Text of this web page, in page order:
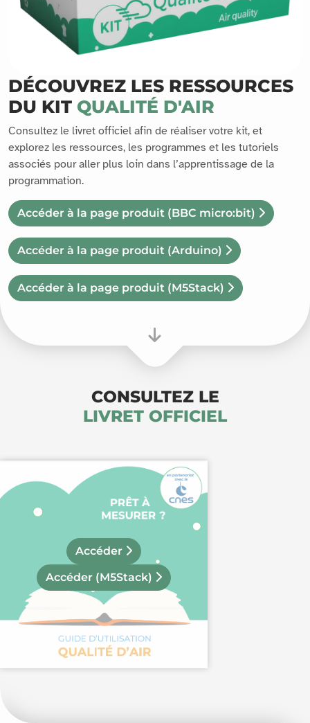
DÉCOUVREZ LES RESSOURCES
DU KIT QUALITÉ D'AIR
Consultez le livret officiel afin de réaliser votre kit, et
explorez les ressources, les programmes et les tutoriels
associés pour aller plus loin dans l’apprentissage de la
programmation.
Accéder à la page produit (BBC micro:bit)
Accéder à la page produit (Arduino)
Accéder à la page produit (M5Stack)
CONSULTEZ LE
LIVRET OFFICIEL
Accéder
Accéder (M5Stack)